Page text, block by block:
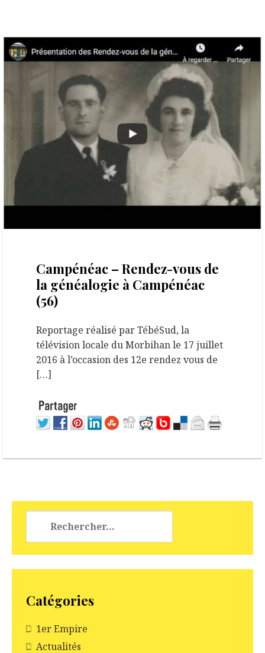
Campénéac – Rendez-vous de
la généalogie à Campénéac
(56)
Reportage réalisé par TébéSud, la
télévision locale du Morbihan le 17 juillet
2016 à l’occasion des 12e rendez vous de
[…]
Catégories
1er Empire
Actualités